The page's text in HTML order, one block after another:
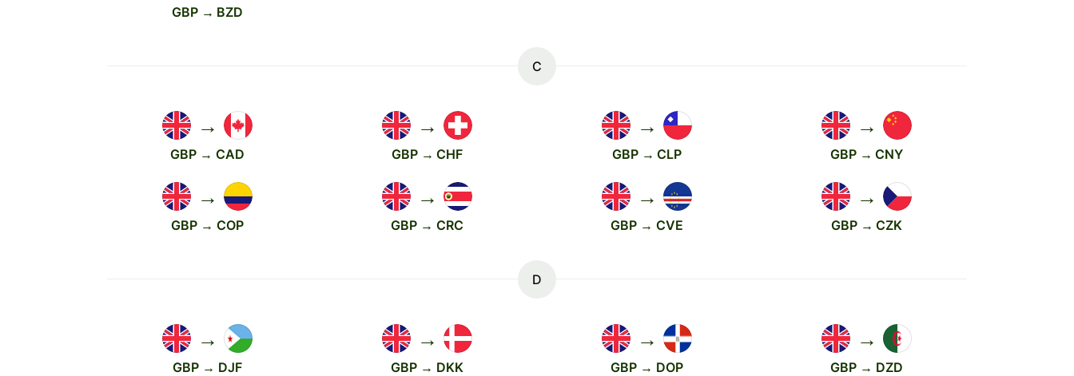
GBP → BZD
C
→
GBP → CAD
→
GBP → CHF
→
GBP → CLP
→
GBP → CNY
→
GBP → COP
→
GBP → CRC
→
GBP → CVE
→
GBP → CZK
D
→
GBP → DJF
→
GBP → DKK
→
GBP → DOP
→
GBP → DZD